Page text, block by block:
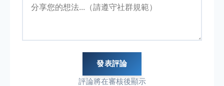
發表評論
評論將在審核後顯示